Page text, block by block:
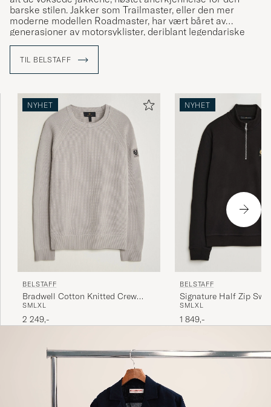
barske stilen. Jakker som Trailmaster, eller den mer
moderne modellen Roadmaster, har vært båret av
generasjoner av motorsyklister, deriblant legendariske
navn som Sammy Miller og Ernesto Che Guevara.
TIL BELSTAFF
NYHET
BELSTAFF
Bradwell Cotton Knitted Crew
Neck Concrete
SMLXL
2 249,-
NYHET
BELSTAFF
Signature Half Zip
Black
SMLXL
1 849,-